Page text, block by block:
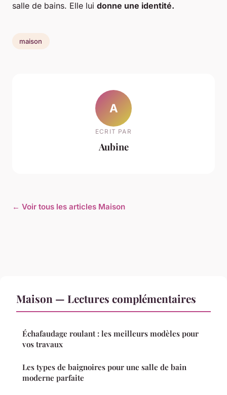
salle de bains. Elle lui donne une identité.
maison
A
ECRIT PAR
Aubine
← Voir tous les articles Maison
Maison — Lectures complémentaires
Échafaudage roulant : les meilleurs modèles pour
vos travaux
Les types de baignoires pour une salle de bain
moderne parfaite